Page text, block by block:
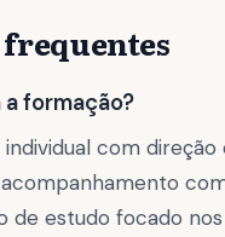
formação?
com direção
de estudo focado nos